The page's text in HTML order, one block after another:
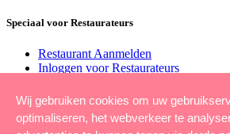
Speciaal voor Restaurateurs
Restaurant Aanmelden
Inloggen voor Restaurateurs
Marketing voor Restaurants
Overig
Wij gebruiken cookies om uw
optimaliseren, het webverkeer te